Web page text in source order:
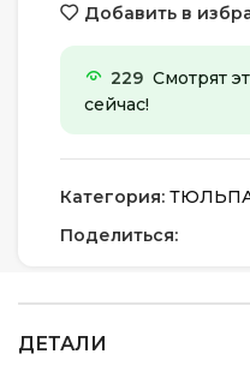
Добавить в
229 Смотрят
сейчас!
Категория:
Поделиться:
ДЕТАЛИ